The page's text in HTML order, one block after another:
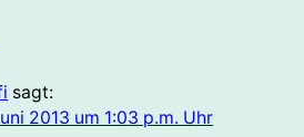
sagt:
2013 um 1:03 p.m. Uhr